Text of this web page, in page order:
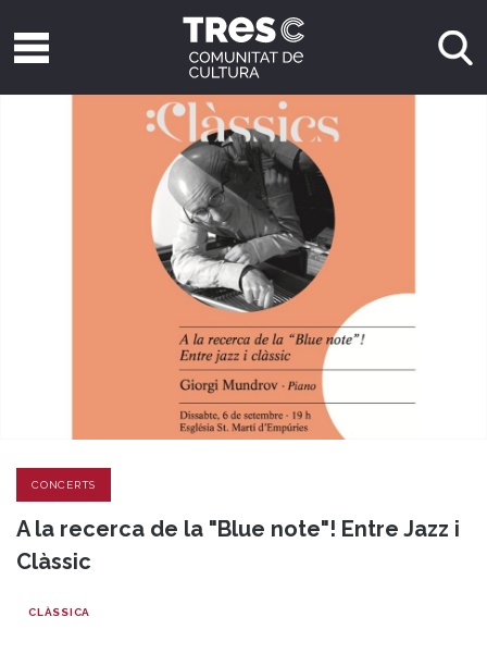
CONCERTS
A la recerca de la "Blue note"! Entre Jazz i
Clàssic
CLÀSSICA